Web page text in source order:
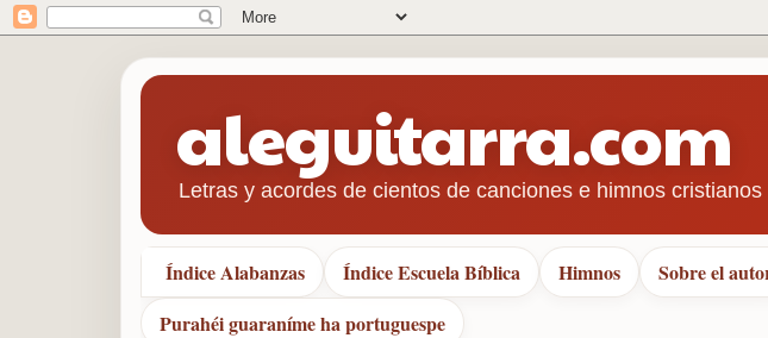
aleguitarra.com
Letras y acordes de cientos de canciones e himnos cristianos
Índice Alabanzas Índice Escuela Bíblica Himnos Sobre el
Purahéi guaraníme ha portuguespe